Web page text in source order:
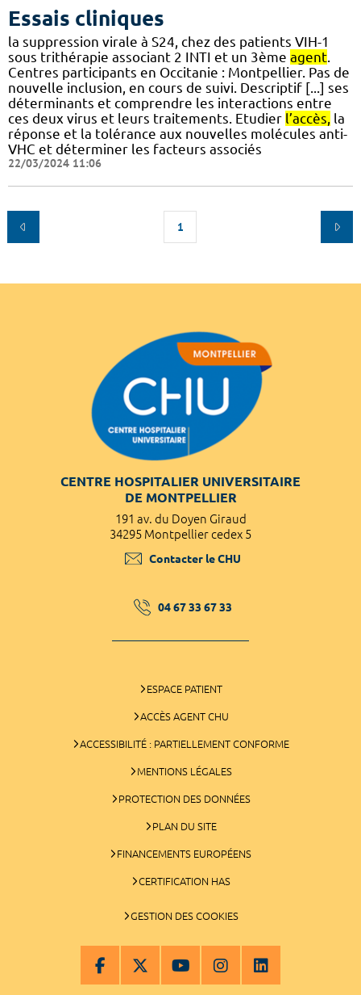
Essais cliniques
la suppression virale à S24, chez des patients VIH-1
sous trithérapie associant 2 INTI et un 3ème agent
Centres participants en Occitanie : Montpellier. Pas de
nouvelle inclusion, en cours de suivi. Descriptif [...] ses
déterminants et comprendre les interactions entre
ces deux virus et leurs traitements. Etudier l’accès, la
réponse et la tolérance aux nouvelles molécules anti-
VHC et déterminer les facteurs associés
22/03/2024 11:06
1
CENTRE HOSPITALIER UNIVERSITAIRE
DE MONTPELLIER
191 av. du Doyen Giraud
34295 Montpellier cedex 5
Contacter le CHU
04 67 33 67 33
ESPACE PATIENT
ACCÈS AGENT CHU
ACCESSIBILITÉ : PARTIELLEMENT CONFORME
MENTIONS LÉGALES
PROTECTION DES DONNÉES
PLAN DU SITE
FINANCEMENTS EUROPÉENS
CERTIFICATION HAS
GESTION DES COOKIES